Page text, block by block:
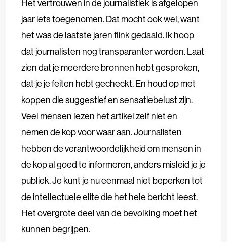
Het vertrouwen in de journalistiek is afgelopen
jaariets toegenomen. Dat mocht ook wel, want
het was de laatste jaren flink gedaald. Ik hoop
dat journalisten nog transparanter worden. Laat
zien dat je meerdere bronnen hebt gesproken,
dat je je feiten hebt gecheckt. En houd op met
koppen die suggestief en sensatiebelust zijn.
Veel mensen lezen het artikel zelf niet en
nemen de kop voor waar aan. Journalisten
hebben de verantwoordelijkheid om mensen in
de kop al goed te informeren, anders misleid je je
publiek. Je kunt je nu eenmaal niet beperken tot
de intellectuele elite die het hele bericht leest.
Het overgrote deel van de bevolking moet het
kunnen begrijpen.